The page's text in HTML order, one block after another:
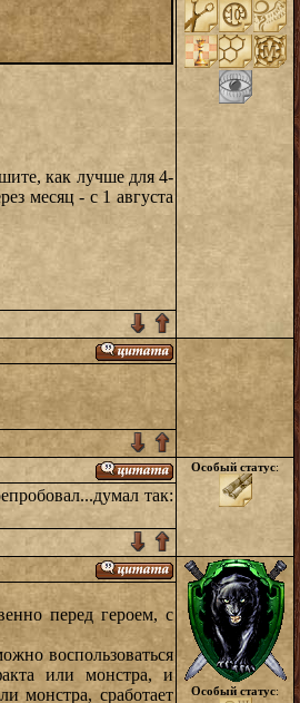
как лучше для 4-
месяц - с 1 августа
так:
Особый статус:
перед героем, с
воспользоваться
или монстра, и
монстра, сработает
Особый статус: